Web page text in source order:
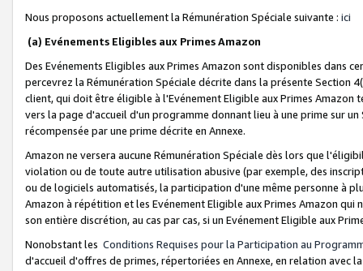
Nous proposons actuellement la Rémunération Spéciale suivante : ici
(a) Evénements Eligibles aux Primes Amazon
Des Evénements Eligibles aux Primes Amazon sont disponibles dans
percevrez la Rémunération Spéciale décrite dans la présente Section
client, qui doit être éligible à l'Evénement Eligible aux Primes Amazon
vers la page d'accueil d'un programme donnant lieu à une prime sur
récompensée par une prime décrite en Annexe.
Amazon ne versera aucune Rémunération Spéciale dès lors que
violation ou de toute autre utilisation abusive (par exemple, des
ou de logiciels automatisés, la participation d'une même personne à
Amazon à répétition et les Evénement Eligible aux Primes Amazon qui
son entière discrétion, au cas par cas, si un Evénement Eligible aux
Nonobstant les Conditions Requises pour la Participation au
d'accueil d'offres de primes, répertoriées en Annexe, en relation avec